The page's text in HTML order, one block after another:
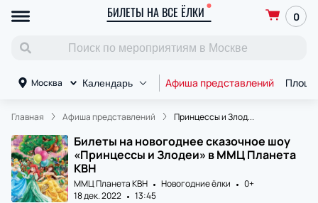
БИЛЕТЫ НА ВСЕ ЁЛКИ 0
Москва Календарь Афиша представлений
Главная Афиша представлений Принцессы и Злод...
Билеты на новогоднее сказочное шоу
«Принцессы и Злодеи» в ММЦ Планета
КВН
ММЦ Планета КВН Новогодние ёлки
0+
18 дек. 2022
13:45